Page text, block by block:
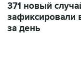
371 новый
зафиксировали
за день